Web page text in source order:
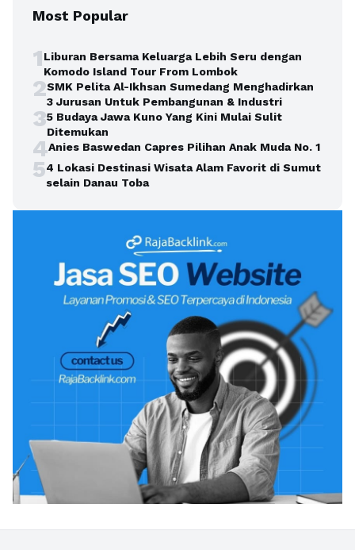
Most Popular
1Liburan Bersama Keluarga Lebih Seru dengan
Komodo Island Tour From Lombok
2SMK Pelita Al-Ikhsan Sumedang Menghadirkan
3 Jurusan Untuk Pembangunan & Industri
35 Budaya Jawa Kuno Yang Kini Mulai Sulit
Ditemukan
4Anies Baswedan Capres Pilihan Anak Muda No. 1
54 Lokasi Destinasi Wisata Alam Favorit di Sumut
selain Danau Toba